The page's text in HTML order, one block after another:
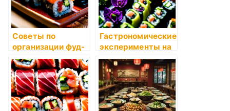
Советы по
организации фуд-
корта
Гастрономические
эксперименты на
кухне